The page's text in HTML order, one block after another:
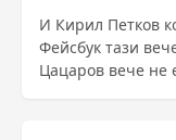
И Кирил Петков
Фейсбук тази